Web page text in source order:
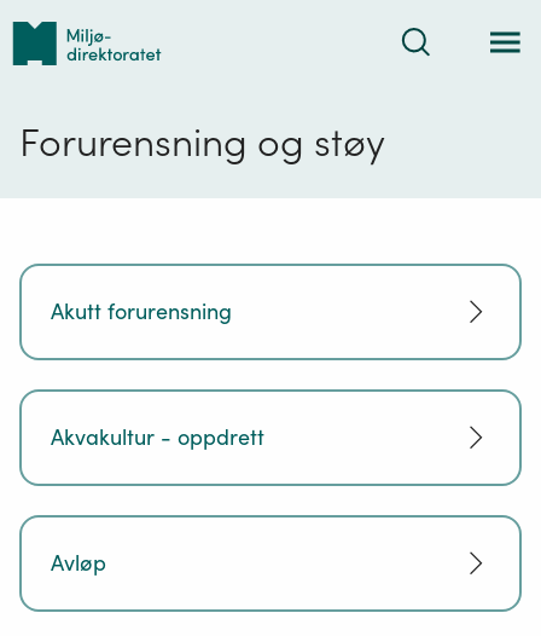
Tilbake
Søk
Forurensning og støy
Akutt forurensning
Akvakultur - oppdrett
Avløp